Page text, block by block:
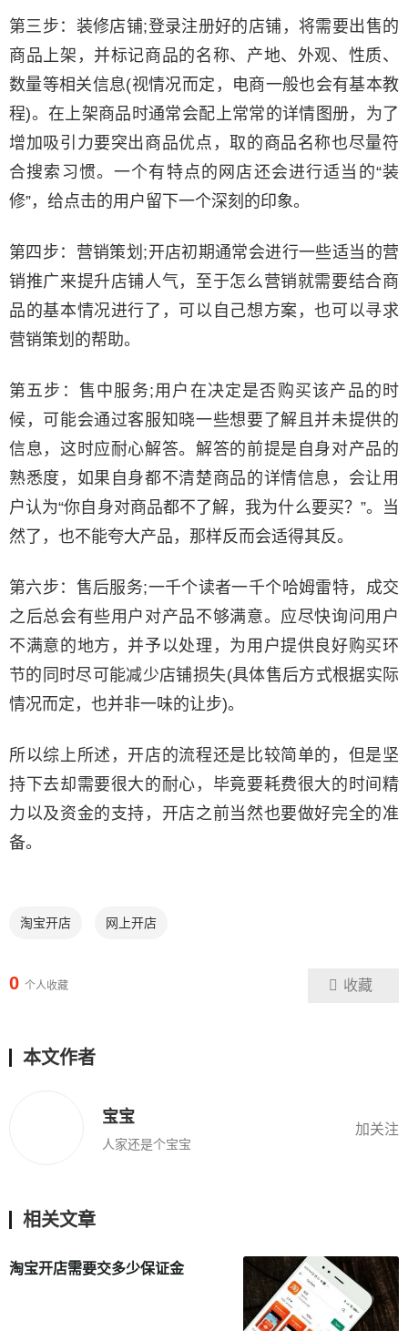
第三步：装修店铺;登录注册好的店铺，将需要出售的
商品上架，并标记商品的名称、产地、外观、性质、
数量等相关信息(视情况而定，电商一般也会有基本教
程)。在上架商品时通常会配上常常的详情图册，为了
增加吸引力要突出商品优点，取的商品名称也尽量符
合搜索习惯。一个有特点的网店还会进行适当的“装
修”，给点击的用户留下一个深刻的印象。
第四步：营销策划;开店初期通常会进行一些适当的营
销推广来提升店铺人气，至于怎么营销就需要结合商
品的基本情况进行了，可以自己想方案，也可以寻求
营销策划的帮助。
第五步：售中服务;用户在决定是否购买该产品的时
候，可能会通过客服知晓一些想要了解且并未提供的
信息，这时应耐心解答。解答的前提是自身对产品的
熟悉度，如果自身都不清楚商品的详情信息，会让用
户认为“你自身对商品都不了解，我为什么要买？”。当
然了，也不能夸大产品，那样反而会适得其反。
第六步：售后服务;一千个读者一千个哈姆雷特，成交
之后总会有些用户对产品不够满意。应尽快询问用户
不满意的地方，并予以处理，为用户提供良好购买环
节的同时尽可能减少店铺损失(具体售后方式根据实际
情况而定，也并非一味的让步)。
所以综上所述，开店的流程还是比较简单的，但是坚
持下去却需要很大的耐心，毕竟要耗费很大的时间精
力以及资金的支持，开店之前当然也要做好完全的准
备。
淘宝开店 网上开店
0 个人收藏 收藏
本文作者
宝宝
人家还是个宝宝
加关注
相关文章
淘宝开店需要交多少保证金